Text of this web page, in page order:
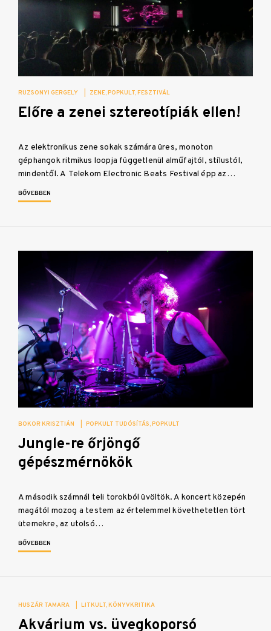
RUZSONYI GERGELY ZENE POPKULT FESZTIVÁL
Előre a zenei sztereotípiák ellen!
Az elektronikus zene sokak számára üres, monoton
géphangok ritmikus loopja függetlenül alműfajtól, stílustól,
mindentől. A Telekom Electronic Beats Festival épp az…
BŐVEBBEN
BOKOR KRISZTIÁN POPKULT TUDÓSÍTÁS POPKULT
Jungle-re őrjöngő
gépészmérnökök
A második számnál teli torokból üvöltök. A koncert közepén
magától mozog a testem az értelemmel követhetetlen tört
ütemekre, az utolsó…
BŐVEBBEN
HUSZÁR TAMARA LITKULT KÖNYVKRITIKA
Akvárium vs. üvegkoporsó